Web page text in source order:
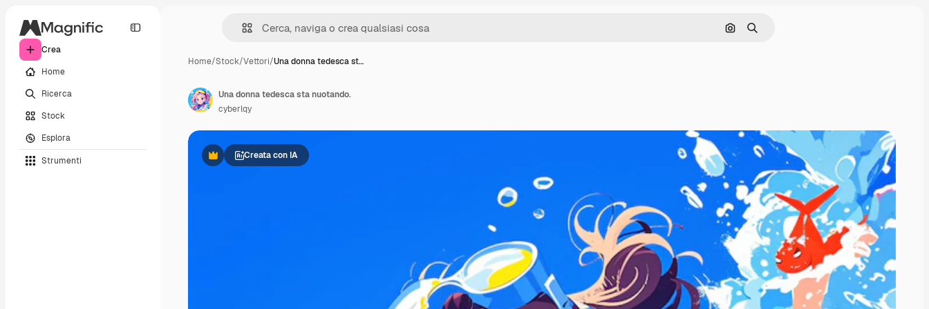
Crea
Home
Ricerca
Stock
Esplora
Strumenti
Cerca per immagine
Ricerca
Home/Stock/Vettori/Una donna tedesca st…
PremiumCreata con IA
Una donna tedesca sta nuotando.
cyberlqy